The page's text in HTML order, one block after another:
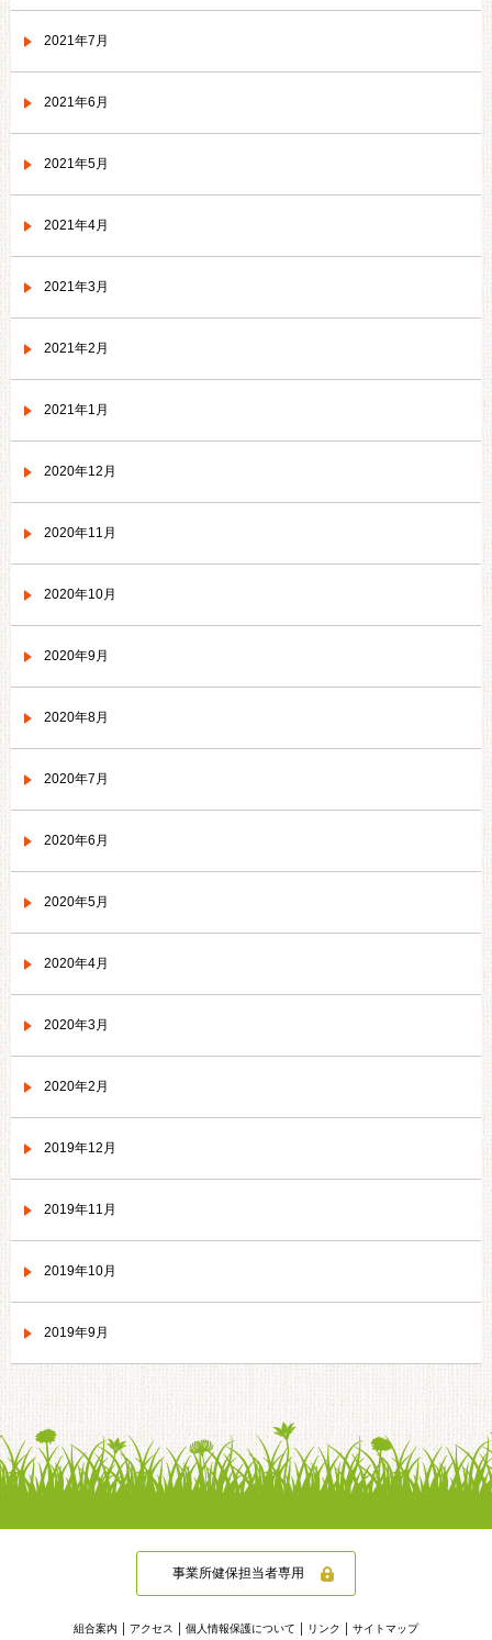
2021年7月
2021年6月
2021年5月
2021年4月
2021年3月
2021年2月
2021年1月
2020年12月
2020年11月
2020年10月
2020年9月
2020年8月
2020年7月
2020年6月
2020年5月
2020年4月
2020年3月
2020年2月
2019年12月
2019年11月
2019年10月
2019年9月
事業所健保担当者専用
組合案内 アクセス 個人情報保護について リンク サイトマップ